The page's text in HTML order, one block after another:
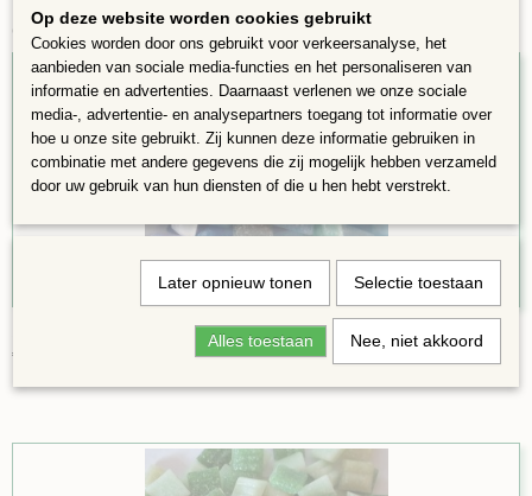
Ook interessant
1x1 cm blauw groen aqua 100
€ 1,75
Op deze website worden cookies gebruikt
Cookies worden door ons gebruikt voor verkeersanalyse, het
aanbieden van sociale media-functies en het personaliseren van
informatie en advertenties. Daarnaast verlenen we onze sociale
media-, advertentie- en analysepartners toegang tot informatie over
hoe u onze site gebruikt. Zij kunnen deze informatie gebruiken in
combinatie met andere gegevens die zij mogelijk hebben verzameld
door uw gebruik van hun diensten of die u hen hebt verstrekt.
Later opnieuw tonen Selectie toestaan
Alles toestaan Nee, niet akkoord